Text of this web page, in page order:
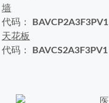
墙
代码：
BAVCP2A3F3PV1
天花板
代码：
BAVCS2A3F3PV1